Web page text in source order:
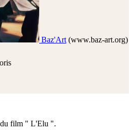
Baz'Art (www.baz-art.org)
film " L'Elu ".